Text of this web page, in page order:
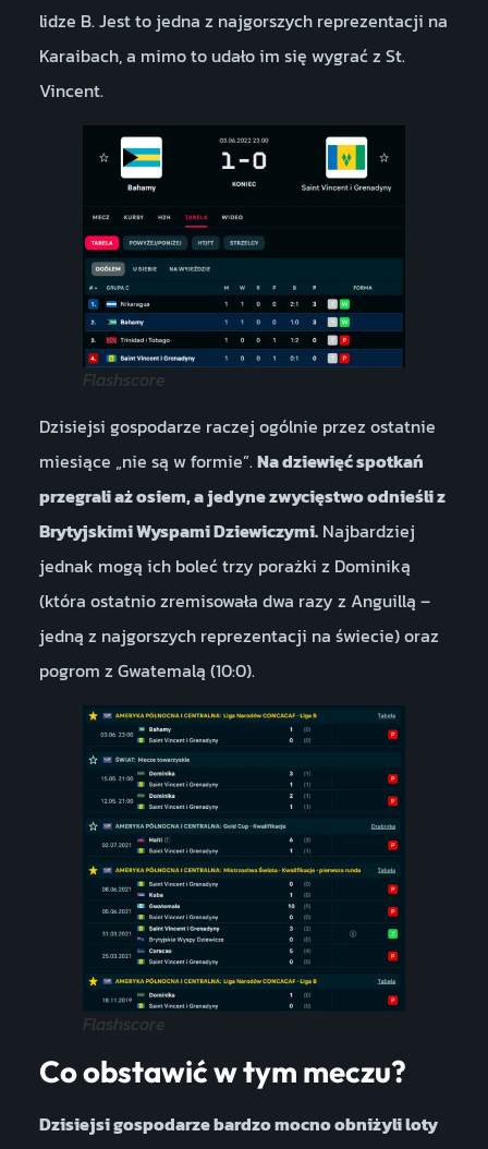
lidze B. Jest to jedna z najgorszych reprezentacji na
Karaibach, a mimo to udało im się wygrać z St.
Vincent.
Flashscore
Dzisiejsi gospodarze raczej ogólnie przez ostatnie
miesiące „nie są w formie”.Na dziewięć spotkań
przegrali aż osiem, a jedyne zwycięstwo odnieśli z
Brytyjskimi Wyspami Dziewiczymi.Najbardziej
jednak mogą ich boleć trzy porażki z Dominiką
(która ostatnio zremisowała dwa razy z Anguillą –
jedną z najgorszych reprezentacji na świecie) oraz
pogrom z Gwatemalą (10:0).
Flashscore
Co obstawić w tym meczu?
Dzisiejsi gospodarze bardzo mocno obniżyli loty